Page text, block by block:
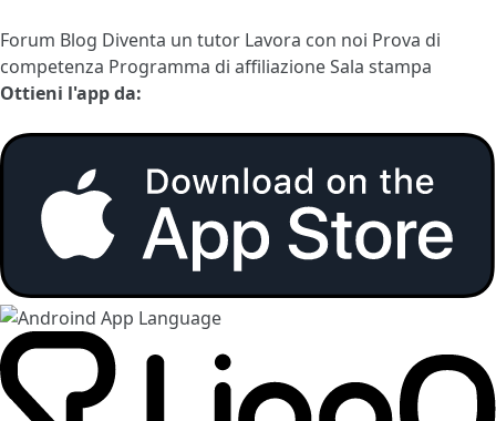
Forum Blog Diventa un tutor Lavora con noi Prova di
competenza Programma di affiliazioneSala stampa
Ottieni l'app da: